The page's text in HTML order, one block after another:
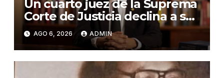
Un cuarto juez de la Suprema
Corte de Justicia declina a ser
evaluado por el CNM
AGO 6, 2026 ADMIN